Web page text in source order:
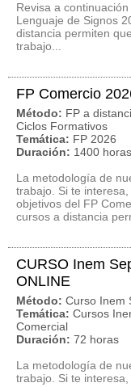
Revisa a
Lenguaje de Signos
distancia permiten
trabajo...
FP Comercio
Método: FP a
Ciclos Formativos
Temática: FP 2026
Duración: 1400 horas
La metodología de
trabajo. Si te
objetivos del FP
cursos a distancia
CURSO Inem
ONLINE
Método: Curso Inem
Temática: Cursos
Comercial
Duración: 72 horas
La metodología de
trabajo. Si te